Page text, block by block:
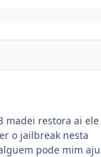
madei restora ai
o jailbreak nesta
pode mim